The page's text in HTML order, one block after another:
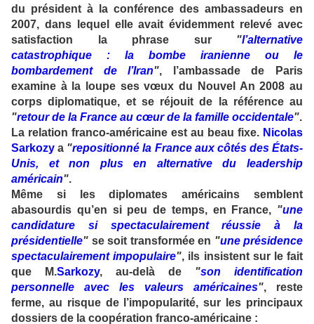
du président à la conférence des ambassadeurs en
2007, dans lequel elle avait évidemment relevé avec
satisfaction la phrase sur "l’alternative
catastrophique : la bombe iranienne ou le
bombardement de l’Iran", l’ambassade de Paris
examine à la loupe ses vœux du Nouvel An 2008 au
corps diplomatique, et se réjouit de la référence au
"retour de la France au cœur de la famille occidentale".
La relation franco-américaine est au beau fixe. Nicolas
Sarkozy a "repositionné la France aux côtés des États-
Unis, et non plus en alternative du leadership
américain".
Même si les diplomates américains semblent
abasourdis qu’en si peu de temps, en France, "une
candidature si spectaculairement réussie à la
présidentielle" se soit transformée en "une présidence
spectaculairement impopulaire", ils insistent sur le fait
que M.Sarkozy, au-delà de "son identification
personnelle avec les valeurs américaines", reste
ferme, au risque de l’impopularité, sur les principaux
dossiers de la coopération franco-américaine :